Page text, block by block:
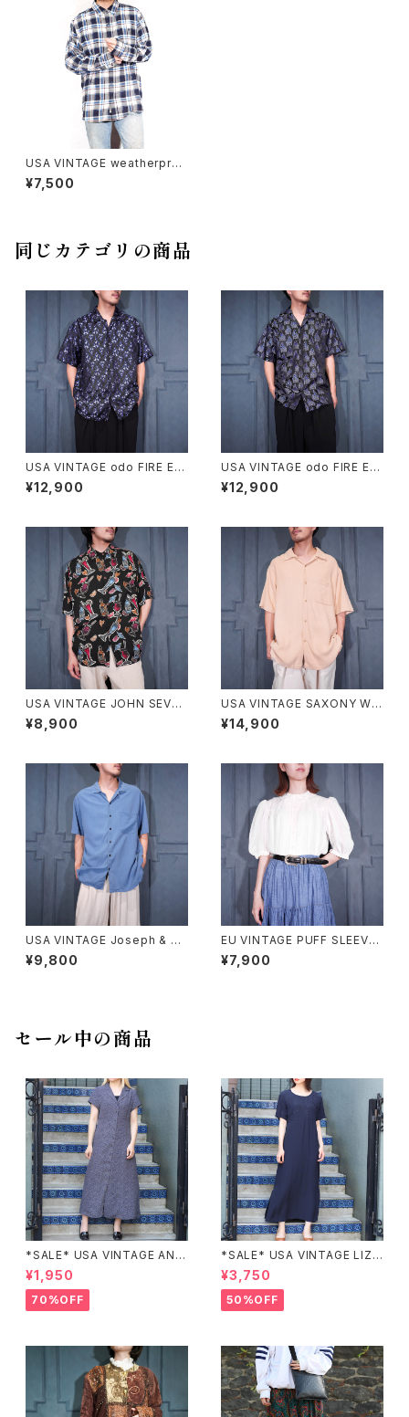
USA VINTAGE weatherproo
f CHECK PATTERNED COT
TON FLANNEL SHIRT/アメリ
¥7,500
同じカテゴリの商品
USA VINTAGE odo FIRE EM
BROIDERY JACQUARD DES
IGN OPEN COLLAR HALF S
ンオープンカラー半袖シャツ
¥12,900
USA VINTAGE odo FIRE EM
BROIDERY JACQUARD DES
IGN OPEN COLLAR HALF S
ンオープンカラー半袖シャツ
¥12,900
USA VINTAGE JOHN SEVER
SON COLLECTION BY KAH
ALA COCKTAIL PATTERNE
ALAYSIA/アメリカ古着カクテル
柄デザインレーヨンアロハシャ
¥8,900
USA VINTAGE SAXONY WO
VEN DESIGN OPEN COLLA
R HALF SLEEVE SILK SHIR
¥14,900
USA VINTAGE Joseph & Fe
iss OPEN COLLAR HALF SL
EEVE SILK SHIRT/アメリカ古
¥9,800
EU VINTAGE PUFF SLEEVE
LACE DESIGN HALF SLEEV
E COTTON BLOUSE/ヨーロ
¥7,900
セール中の商品
*SALE* USA VINTAGE ANN
EX HALF SLEEVE FLOWER
PATTERNED ONE PIECE/ア
メリカ古着半袖花柄ワンピース
¥1,950
70%OFF
*SALE* USA VINTAGE LIZ c
laiborne EMBROIDERY DES
IGN NAVY ONE PIECE/アメリ
カ古着刺繍デザインネイビーワ
ンピース
¥3,750
50%OFF